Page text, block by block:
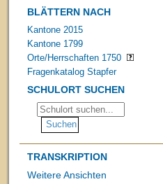
BLÄTTERN NACH
Kantone 2015
Kantone 1799
Orte/Herrschaften 1750
Fragenkatalog Stapfer
SCHULORT SUCHEN
TRANSKRIPTION
Weitere Ansichten